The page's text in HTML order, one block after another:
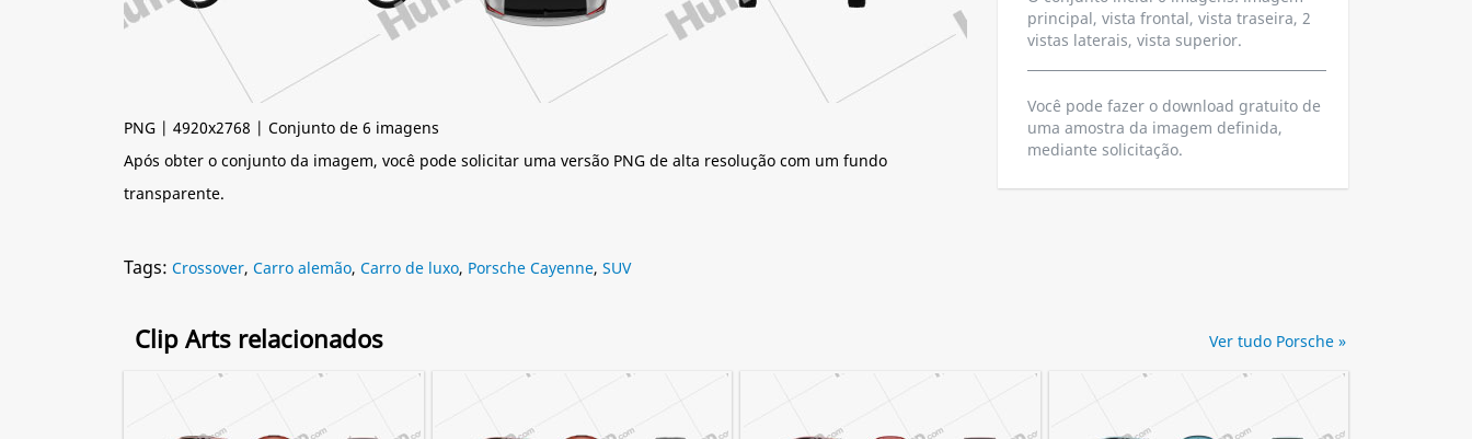
PNG | 4920x2768 | Conjunto de 6 imagens
Após obter o conjunto da imagem, você pode solicitar uma versão PNG de alta resolução com um fundo
transparente.
principal, vista frontal, vista traseira, 2
vistas laterais, vista superior.
Você pode fazer o download gratuito de
uma amostra da imagem definida,
mediante solicitação.
Tags: Crossover, Carro alemão, Carro de luxo, Porsche Cayenne, SUV
Clip Arts relacionados Ver tudo Porsche »